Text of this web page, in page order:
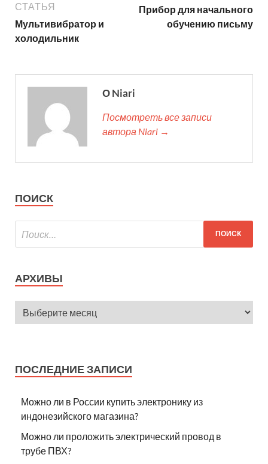
СТАТЬЯ
Мультивибратор и
холодильник
Прибор для начального
обучению письму
О Niari
Посмотреть все записи
автора Niari →
ПОИСК
АРХИВЫ
ПОСЛЕДНИЕ ЗАПИСИ
Можно ли в России купить электронику из
индонезийского магазина?
Можно ли проложить электрический провод в
трубе ПВХ?